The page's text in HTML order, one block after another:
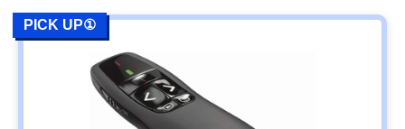
Amazonで見る
LP-GL1017G
Amazonで見る
ロジクール
R1000SL
拡大表示も可能
PICK UP①